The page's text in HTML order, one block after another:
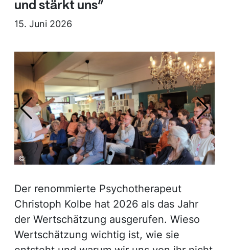
und stärkt uns“
15. Juni 2026
©
Der renommierte Psychotherapeut
Christoph Kolbe hat 2026 als das Jahr
der Wertschätzung ausgerufen. Wieso
Wertschätzung wichtig ist, wie sie